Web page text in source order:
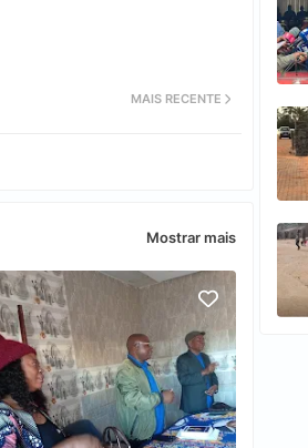
MAIS RECENTE
Mostrar mais